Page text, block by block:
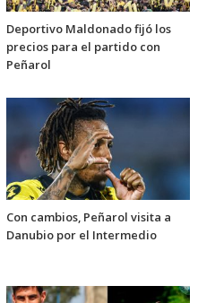
Deportivo Maldonado fijó los
precios para el partido con
Peñarol
Con cambios, Peñarol visita a
Danubio por el Intermedio